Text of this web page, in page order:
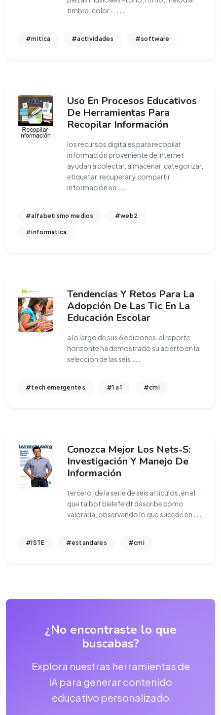
timbre, color-, ...
#mitica #actividades #software
Uso En Procesos Educativos
De Herramientas Para
Recopilar Información
los recursos digitales para recopilar
información proveniente de internet
ayudan a colectar, almacenar, categorizar,
etiquetar, recuperar y compartir
información en ...
#alfabetismo medios #web2
#informatica
Tendencias Y Retos Para La
Adopción De Las Tic En La
Educación Escolar
a lo largo de sus 6 ediciones, el reporte
horizonte ha demostrado su acierto en la
selección de las seis ...
#tech emergentes #1 a 1 #cmi
Conozca Mejor Los Nets-S:
Investigación Y Manejo De
Información
tercero, de la serie de seis artículos, en el
que talbot bielefeldt describe cómo
valoraría, observando lo que sucede en ...
#ISTE #estandares #cmi
¿No encontraste lo que
buscabas?
Explora nuestras herramientas de
IA para generar contenido
educativo personalizado